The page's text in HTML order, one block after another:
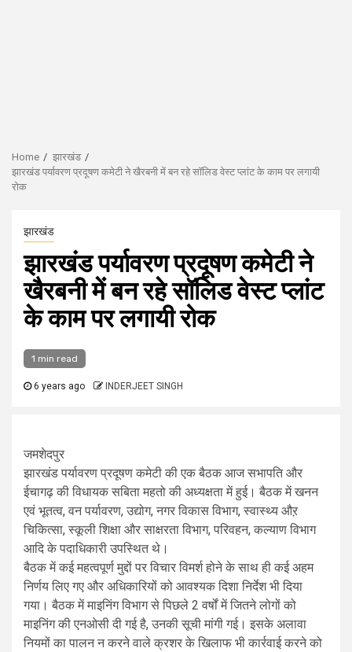
Home
झारखंड
झारखंड पर्यावरण प्रदूषण कमेटी ने खैरबनी में बन रहे सॉलिड वेस्ट प्लांट के काम पर लगायी
रोक
झारखंड
झारखंड पर्यावरण प्रदूषण कमेटी ने
खैरबनी में बन रहे सॉलिड वेस्ट प्लांट
के काम पर लगायी रोक
1 min read
6 years ago INDERJEET SINGH
जमशेदपुर
झारखंड पर्यावरण प्रदूषण कमेटी की एक बैठक आज सभापति और
ईचागढ़ की विधायक सबिता महतो की अध्यक्षता में हुई। बैठक में खनन
एवं भूतत्व, वन पर्यावरण, उद्योग, नगर विकास विभाग, स्वास्थ्य औऱ
चिकित्सा, स्कूली शिक्षा और साक्षरता विभाग, परिवहन, कल्याण विभाग
आदि के पदाधिकारी उपस्थित थे।
बैठक में कई महत्वपूर्ण मुद्दों पर विचार विमर्श होने के साथ ही कई अहम
निर्णय लिए गए और अधिकारियों को आवश्यक दिशा निर्देश भी दिया
गया। बैठक में माइनिंग विभाग से पिछले 2 वर्षों में जितने लोगों को
माइनिंग की एनओसी दी गई है, उनकी सूची मांगी गई। इसके अलावा
नियमों का पालन न करने वाले क्रशर के खिलाफ भी कार्रवाई करने को